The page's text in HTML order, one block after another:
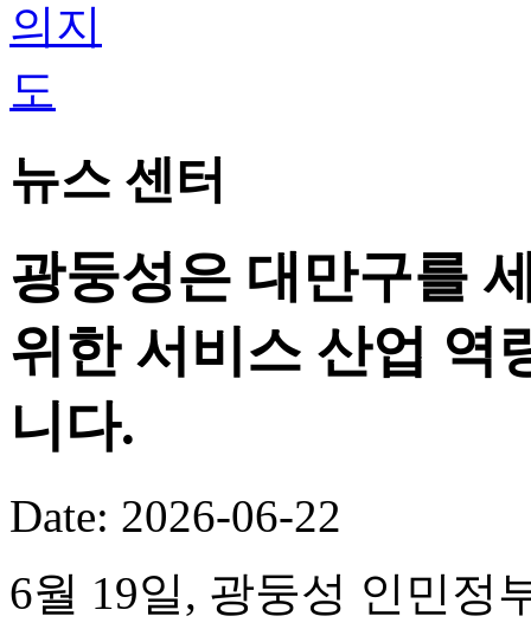
뉴스 센터
광둥성은 대만구를
위한 서비스 산업 역
니다.
Date: 2026-06-22
6월 19일, 광둥성 인민정